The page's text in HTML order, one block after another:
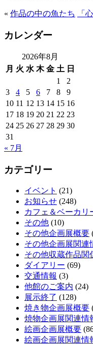
« 作品の中の魚たち 「
カレンダー
2026年8月
月 火 水 木 金 土 日
1
2
3
4 5 6 7 8
9
10 11 12 13 14 15 16
17 18 19 20 21 22 23
24 25 26 27 28 29 30
31
« 7月
カテゴリー
イベント (21)
お知らせ (248)
カフェ＆ベーカリ
その他 (10)
その他企画展概要
その他企画展関連
その他収蔵作品関
ダイアリー (69)
交通情報 (3)
他館のご案内 (24)
展示終了 (128)
焼き物企画展概要
焼物企画展関連情
絵画企画展概要
絵画企画展関連情